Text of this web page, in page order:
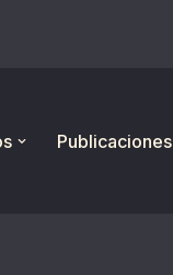
Publicaciones